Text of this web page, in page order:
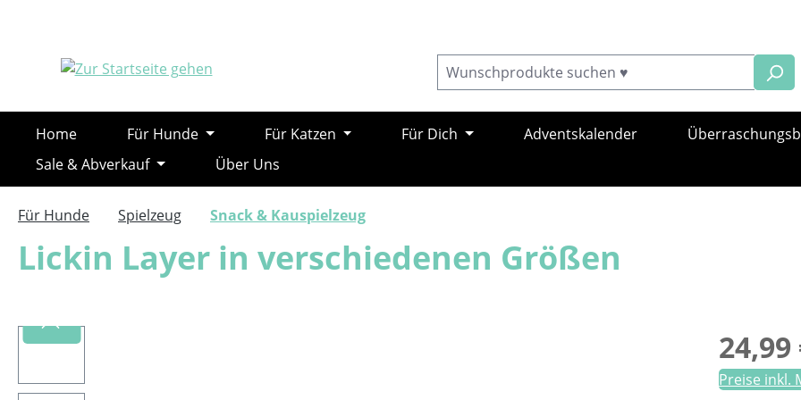
Home Für Hunde Für Katzen Für Dich Adventskalender
Sale & Abverkauf
Über Uns
Für Hunde Spielzeug Snack & Kauspielzeug
Lickin Layer in verschiedenen Größen
Bildergalerie überspringen Regulärer
24,99
Preise inkl.